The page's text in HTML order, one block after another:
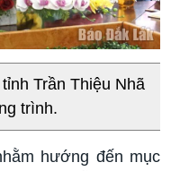
Trần Thiệu Nhã
trình.
hướng đến mục